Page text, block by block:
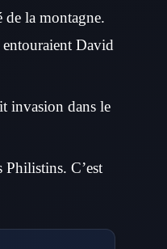
de la montagne.
David
invasion dans le
Philistins. C’est